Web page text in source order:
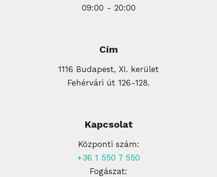
09:00 - 20:00
Cím
1116 Budapest, XI. kerület
Fehérvári út 126-128.
Kapcsolat
Központi szám:
+36 1 550 7 550
Fogászat: